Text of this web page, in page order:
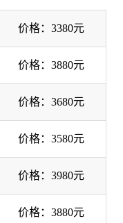
价格：3380元
价格：3880元
价格：3680元
价格：3580元
价格：3980元
价格：3880元